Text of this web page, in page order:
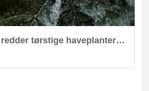
Morgendug redder tørstige haveplanter: Forstå bladenes skjulte evne